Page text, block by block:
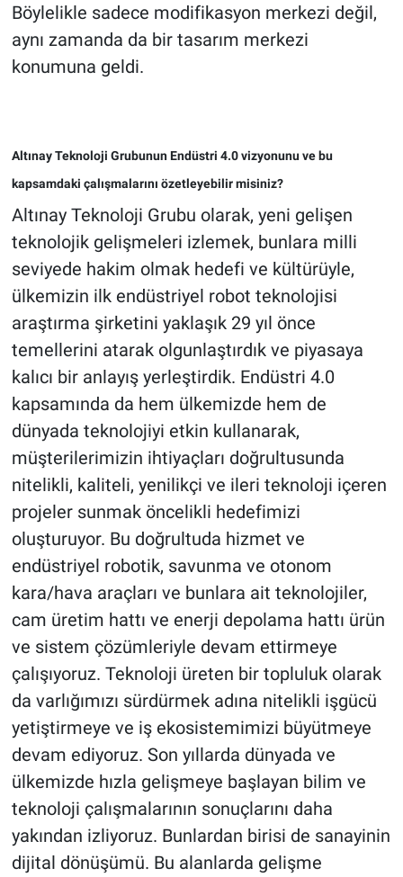
Böylelikle sadece modifikasyon merkezi değil,
aynı zamanda da bir tasarım merkezi
konumuna geldi.
Altınay Teknoloji Grubunun Endüstri 4.0 vizyonunu ve bu
kapsamdaki çalışmalarını özetleyebilir misiniz?
Altınay Teknoloji Grubu olarak, yeni gelişen
teknolojik gelişmeleri izlemek, bunlara milli
seviyede hakim olmak hedefi ve kültürüyle,
ülkemizin ilk endüstriyel robot teknolojisi
araştırma şirketini yaklaşık 29 yıl önce
temellerini atarak olgunlaştırdık ve piyasaya
kalıcı bir anlayış yerleştirdik. Endüstri 4.0
kapsamında da hem ülkemizde hem de
dünyada teknolojiyi etkin kullanarak,
müşterilerimizin ihtiyaçları doğrultusunda
nitelikli, kaliteli, yenilikçi ve ileri teknoloji içeren
projeler sunmak öncelikli hedefimizi
oluşturuyor. Bu doğrultuda hizmet ve
endüstriyel robotik, savunma ve otonom
kara/hava araçları ve bunlara ait teknolojiler,
cam üretim hattı ve enerji depolama hattı ürün
ve sistem çözümleriyle devam ettirmeye
çalışıyoruz. Teknoloji üreten bir topluluk olarak
da varlığımızı sürdürmek adına nitelikli işgücü
yetiştirmeye ve iş ekosistemimizi büyütmeye
devam ediyoruz. Son yıllarda dünyada ve
ülkemizde hızla gelişmeye başlayan bilim ve
teknoloji çalışmalarının sonuçlarını daha
yakından izliyoruz. Bunlardan birisi de sanayinin
dijital dönüşümü. Bu alanlarda gelişme